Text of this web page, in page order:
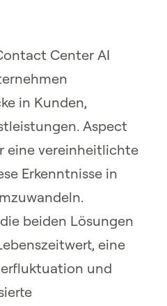
Center AI
in Kunden,
Aspect
eine vereinheitlichte
Erkenntnisse in
beiden Lösungen
eine
und